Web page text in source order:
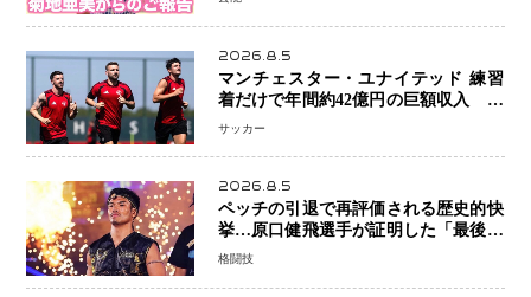
2026.8.5
マンチェスター・ユナイテッド 練習
着だけで年間約42億円の巨額収入 世
界最高額級スポンサー契約が示すサッ
サッカー
2026.8.5
ペッチの引退で再評価される歴史的快
挙…原口健飛選手が証明した「最後に
勝ち切る力」
格闘技